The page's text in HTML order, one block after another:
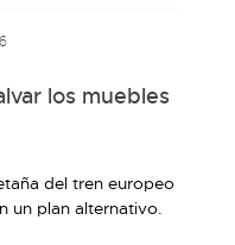
los muebles
del tren europeo
un plan alternativo.